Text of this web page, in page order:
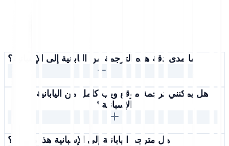
ما مدى دقة هذه الترجمة من اليابانية إلى الإسبانية؟
هل يمكنني ترجمة موقع ويب كامل من اليابانية إلى
الإسبانية؟
هل مترجم اليابانية إلى الإسبانية هذا مجاني؟